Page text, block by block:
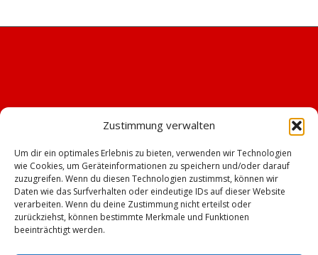
Zustimmung verwalten
Um dir ein optimales Erlebnis zu bieten, verwenden wir Technologien
wie Cookies, um Geräteinformationen zu speichern und/oder darauf
zuzugreifen. Wenn du diesen Technologien zustimmst, können wir
Daten wie das Surfverhalten oder eindeutige IDs auf dieser Website
verarbeiten. Wenn du deine Zustimmung nicht erteilst oder
zurückziehst, können bestimmte Merkmale und Funktionen
beeinträchtigt werden.